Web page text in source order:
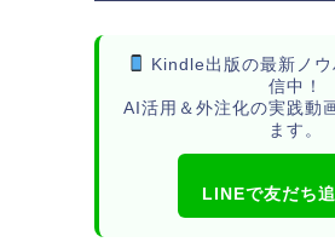
Kindle出版の最新ノ
信中！
AI活用＆外注化の実践動
ます。
LINEで友だち